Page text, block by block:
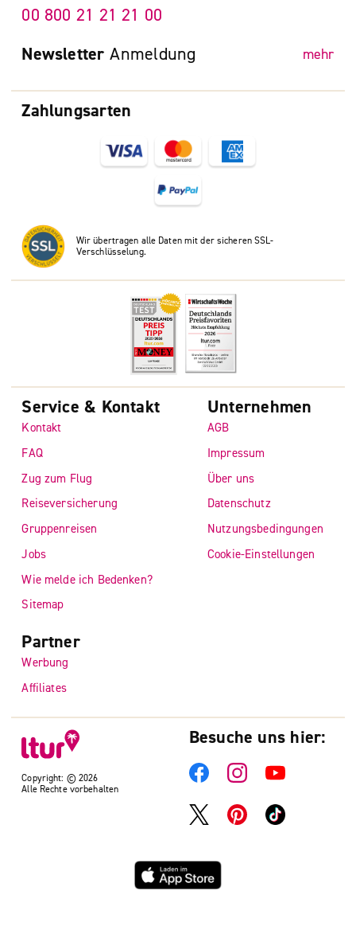
Zahlungsarten
Wir übertragen alle Daten mit der sicheren SSL-
Verschlüsselung.
00 800 21 21 21 00
Newsletter Anmeldung mehr
Copyright: © 2026
Alle Rechte vorbehalten
Service & Kontakt
Kontakt
FAQ
Zug zum Flug
Reiseversicherung
Gruppenreisen
Jobs
Wie melde ich Bedenken?
Sitemap
Unternehmen
AGB
Impressum
Über uns
Datenschutz
Nutzungsbedingungen
Cookie-Einstellungen
Partner
Werbung
Affiliates
Besuche uns hier: